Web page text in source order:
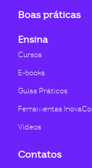
Boas práticas
Ensina
Cursos
E-books
Guias Práticos
Ferramentas
Videos
Contatos